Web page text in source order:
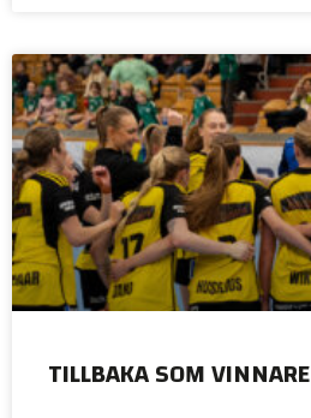
TILLBAKA SOM VINNARE